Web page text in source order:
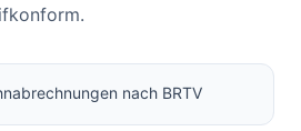
nach BRTV